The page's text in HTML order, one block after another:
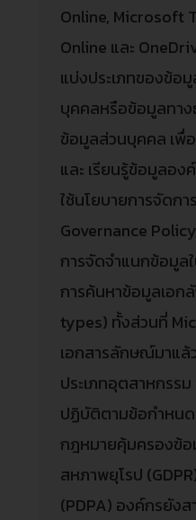
Online, Microsoft
Online และ
แบ่งประเภทของข้อ
บุคคลหรือข้อมูลทาง
ข้อมูลส่วนบุคคล เพื่อ
และ เรียนรู้ข้อมูลอง
ใช้นโยบายการจัดก
Governance
การจัดจำแนกข้อมูล
การค้นหาข้อมูลเอ
types) ทั้งส่วนที่
เอกสารลักษณ์มาแล้
ประเภทอุตสาหกรร
ปฏิบัติตามข้อกำหน
กฎหมายคุ้มครองข้
สหภาพยุโรป
(PDPA) องค์กรยัง